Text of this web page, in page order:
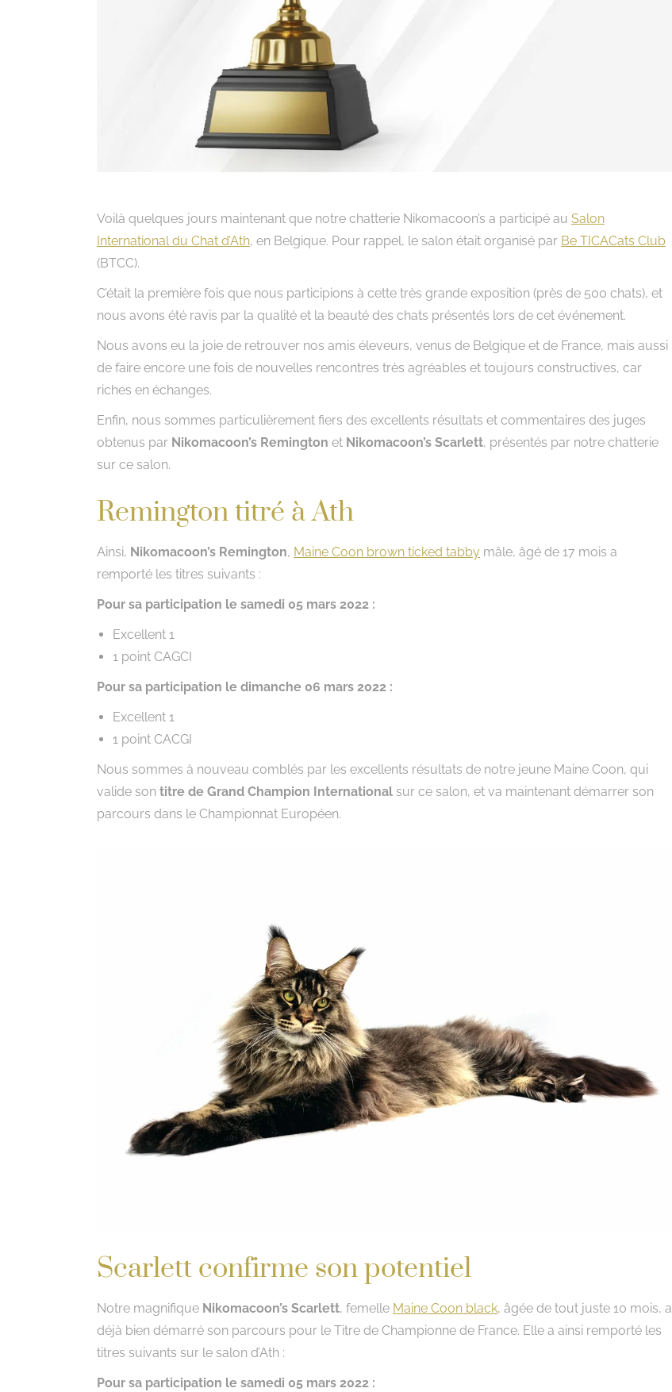
Voilà quelques jours maintenant que notre chatterie Nikomacoon’s a participé au Salon
International du Chat d’Ath, en Belgique. Pour rappel, le salon était organisé par Be TICACats Club
(BTCC).
C’était la première fois que nous participions à cette très grande exposition (près de 500 chats), et
nous avons été ravis par la qualité et la beauté des chats présentés lors de cet événement.
Nous avons eu la joie de retrouver nos amis éleveurs, venus de Belgique et de France, mais aussi
de faire encore une fois de nouvelles rencontres très agréables et toujours constructives, car
riches en échanges.
Enfin, nous sommes particulièrement fiers des excellents résultats et commentaires des juges
obtenus par Nikomacoon’s Remington et Nikomacoon’s Scarlett, présentés par notre chatterie
sur ce salon.
Remington titré à Ath
Ainsi, Nikomacoon’s Remington, Maine Coon brown ticked tabby mâle, âgé de 17 mois a
remporté les titres suivants :
Pour sa participation le samedi 05 mars 2022 :
Excellent 1
1 point CAGCI
Pour sa participation le dimanche 06 mars 2022 :
Excellent 1
1 point CACGI
Nous sommes à nouveau comblés par les excellents résultats de notre jeune Maine Coon, qui
valide son titre de Grand Champion International sur ce salon, et va maintenant démarrer son
parcours dans le Championnat Européen.
Scarlett confirme son potentiel
Notre magnifique Nikomacoon’s Scarlett, femelle Maine Coon black, âgée de tout juste 10 mois, a
déjà bien démarré son parcours pour le Titre de Championne de France. Elle a ainsi remporté les
titres suivants sur le salon d’Ath :
Pour sa participation le samedi 05 mars 2022 :